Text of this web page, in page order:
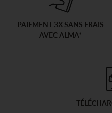
PAIEMENT 3X SANS FRAIS
AVEC ALMA*